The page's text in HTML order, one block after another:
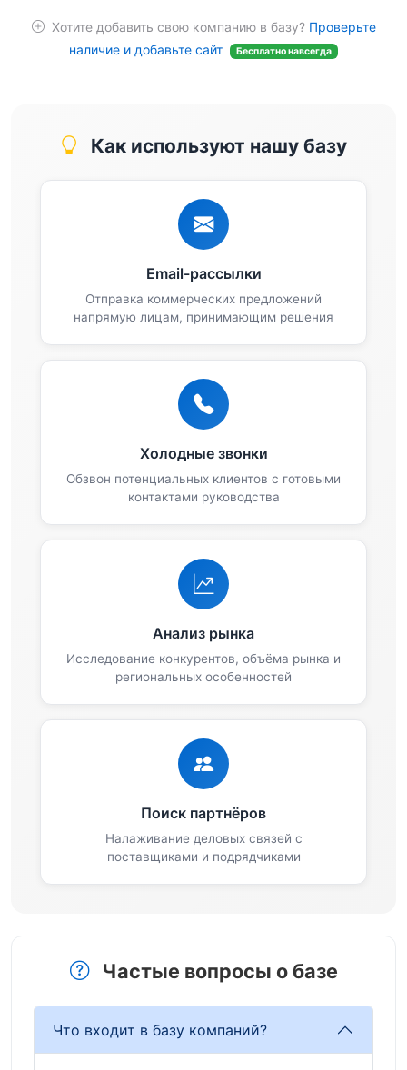
Хотите добавить свою компанию в базу? Проверьте
наличие и добавьте сайт
Бесплатно навсегда
Как используют нашу базу
Email-рассылки
Отправка коммерческих предложений
напрямую лицам, принимающим решения
Холодные звонки
Обзвон потенциальных клиентов с готовыми
контактами руководства
Анализ рынка
Исследование конкурентов, объёма рынка и
региональных особенностей
Поиск партнёров
Налаживание деловых связей с
поставщиками и подрядчиками
Частые вопросы о базе
Что входит в базу компаний?